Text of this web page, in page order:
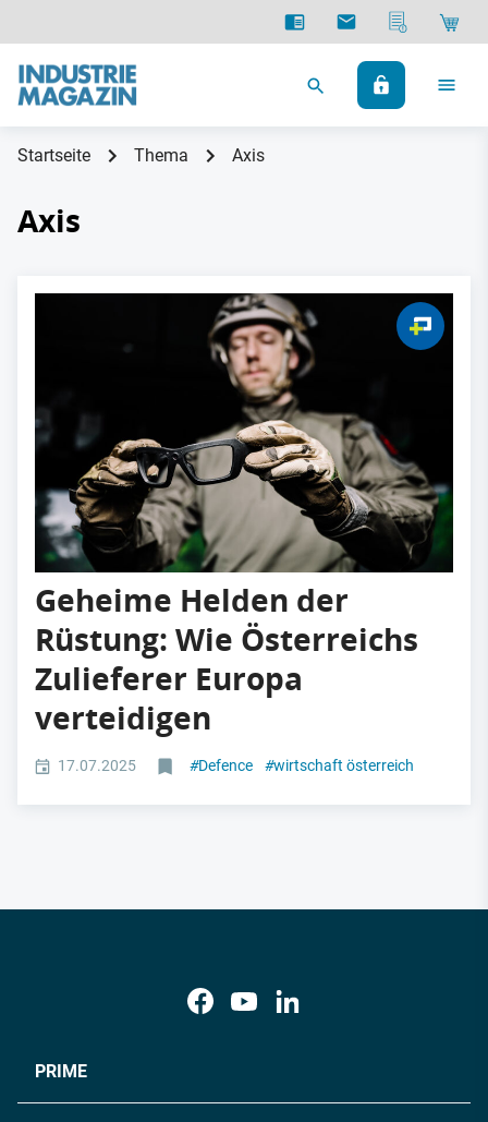
Startseite Thema Axis
Axis
Geheime Helden der
Rüstung: Wie Österreichs
Zulieferer Europa
verteidigen
17.07.2025 #Defence #wirtschaft österreich
PRIME